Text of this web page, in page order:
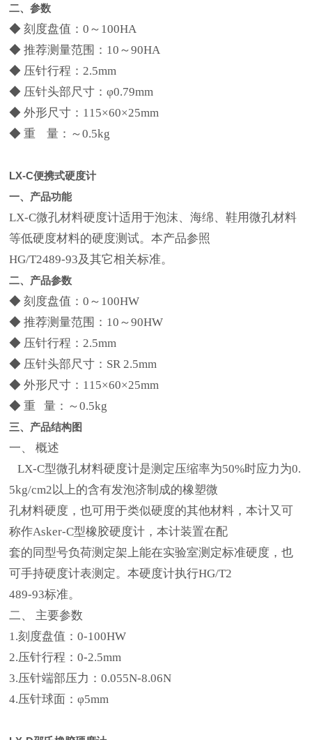
二、参数
◆ 刻度盘值：0～100HA
◆ 推荐测量范围：10～90HA
◆ 压针行程：2.5mm
◆ 压针头部尺寸：φ0.79mm
◆ 外形尺寸：115×60×25mm
◆ 重 量：～0.5kg
LX-C便携式硬度计
一、产品功能
LX-C微孔材料硬度计适用于泡沫、海绵、鞋用微孔材料
等低硬度材料的硬度测试。本产品参照
HG/T2489-93及其它相关标准。
二、产品参数
◆ 刻度盘值：0～100HW
◆ 推荐测量范围：10～90HW
◆ 压针行程：2.5mm
◆ 压针头部尺寸：SR 2.5mm
◆ 外形尺寸：115×60×25mm
◆ 重 量：～0.5kg
三、产品结构图
一、 概述
LX-C型微孔材料硬度计是测定压缩率为50%时应力为0.
5kg/cm2以上的含有发泡济制成的橡塑微
孔材料硬度，也可用于类似硬度的其他材料，本计又可
称作Asker-C型橡胶硬度计，本计装置在配
套的同型号负荷测定架上能在实验室测定标准硬度，也
可手持硬度计表测定。本硬度计执行HG/T2
489-93标准。
二、 主要参数
1.刻度盘值：0-100HW
2.压针行程：0-2.5mm
3.压针端部压力：0.055N-8.06N
4.压针球面：φ5mm